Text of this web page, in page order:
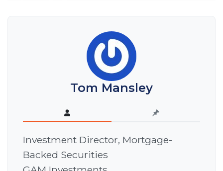
Tom Mansley
Investment Director, Mortgage-
Backed Securities